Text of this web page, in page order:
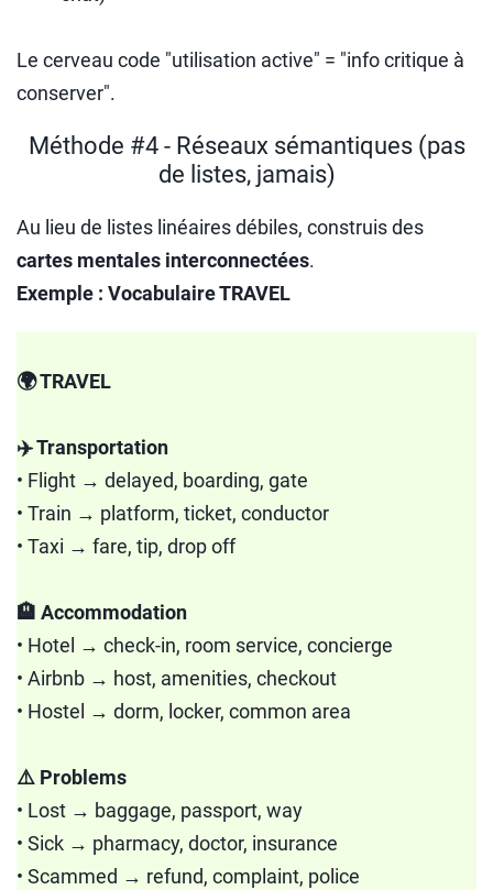
Le cerveau code "utilisation active" = "info critique à
conserver".
Méthode #4 - Réseaux sémantiques (pas
de listes, jamais)
Au lieu de listes linéaires débiles, construis des
cartes mentales interconnectées.
Exemple : Vocabulaire TRAVEL
🌍 TRAVEL
✈️ Transportation
• Flight → delayed, boarding, gate
• Train → platform, ticket, conductor
• Taxi → fare, tip, drop off
🏨 Accommodation
• Hotel → check-in, room service, concierge
• Airbnb → host, amenities, checkout
• Hostel → dorm, locker, common area
⚠️ Problems
• Lost → baggage, passport, way
• Sick → pharmacy, doctor, insurance
• Scammed → refund, complaint, police